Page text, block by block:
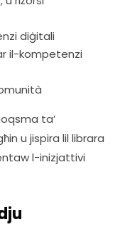
diġitali
il-kompetenzi
u jispira lil librara
l-inizjattivi